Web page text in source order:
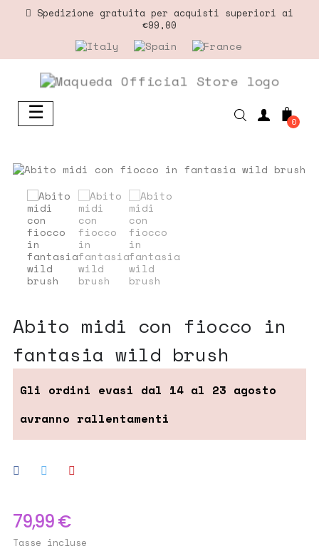
Spedizione gratuita per acquisti superiori ai
€99,00
navigazione
Toggle
☰ 0
abito midi con fiocco in
fantasia wild brush
79,99 €
Tasse incluse